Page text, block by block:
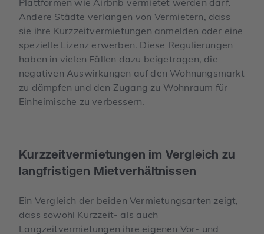
Andere Städte verlangen von Vermietern, dass
sie ihre Kurzzeitvermietungen anmelden oder eine
spezielle Lizenz erwerben. Diese Regulierungen
haben in vielen Fällen dazu beigetragen, die
negativen Auswirkungen auf den Wohnungsmarkt
zu dämpfen und den Zugang zu Wohnraum für
Einheimische zu verbessern.
Kurzzeitvermietungen im Vergleich zu
langfristigen Mietverhältnissen
Ein Vergleich der beiden Vermietungsarten zeigt,
dass sowohl Kurzzeit- als auch
Langzeitvermietungen ihre eigenen Vor- und